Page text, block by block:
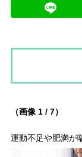
（画像 1 / 7）
運動不足や肥満が